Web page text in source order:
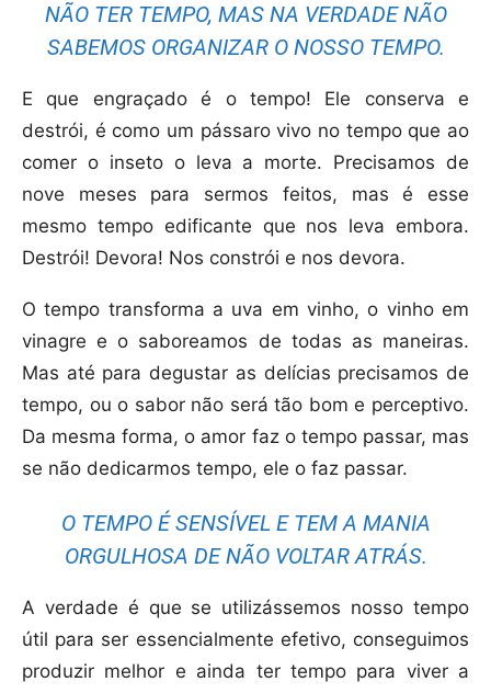
NÃO TER TEMPO, MAS NA VERDADE NÃO
SABEMOS ORGANIZAR O NOSSO TEMPO.
E que engraçado é o tempo! Ele conserva e
destrói, é como um pássaro vivo no tempo que ao
comer o inseto o leva a morte. Precisamos de
nove meses para sermos feitos, mas é esse
mesmo tempo edificante que nos leva embora.
Destrói! Devora! Nos constrói e nos devora.
O tempo transforma a uva em vinho, o vinho em
vinagre e o saboreamos de todas as maneiras.
Mas até para degustar as delícias precisamos de
tempo, ou o sabor não será tão bom e perceptivo.
Da mesma forma, o amor faz o tempo passar, mas
se não dedicarmos tempo, ele o faz passar.
O TEMPO É SENSÍVEL E TEM A MANIA
ORGULHOSA DE NÃO VOLTAR ATRÁS.
A verdade é que se utilizássemos nosso tempo
útil para ser essencialmente efetivo, conseguimos
produzir melhor e ainda ter tempo para viver a